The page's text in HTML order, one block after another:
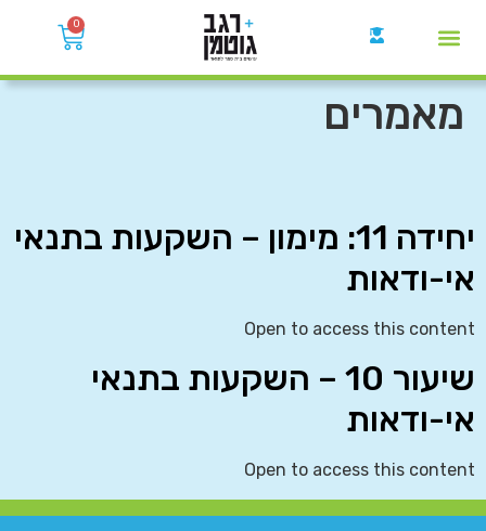
0
מאמרים
יחידה 11: מימון – השקעות בתנאי
אי-ודאות
Open to access this content
שיעור 10 – השקעות בתנאי
אי-ודאות
Open to access this content